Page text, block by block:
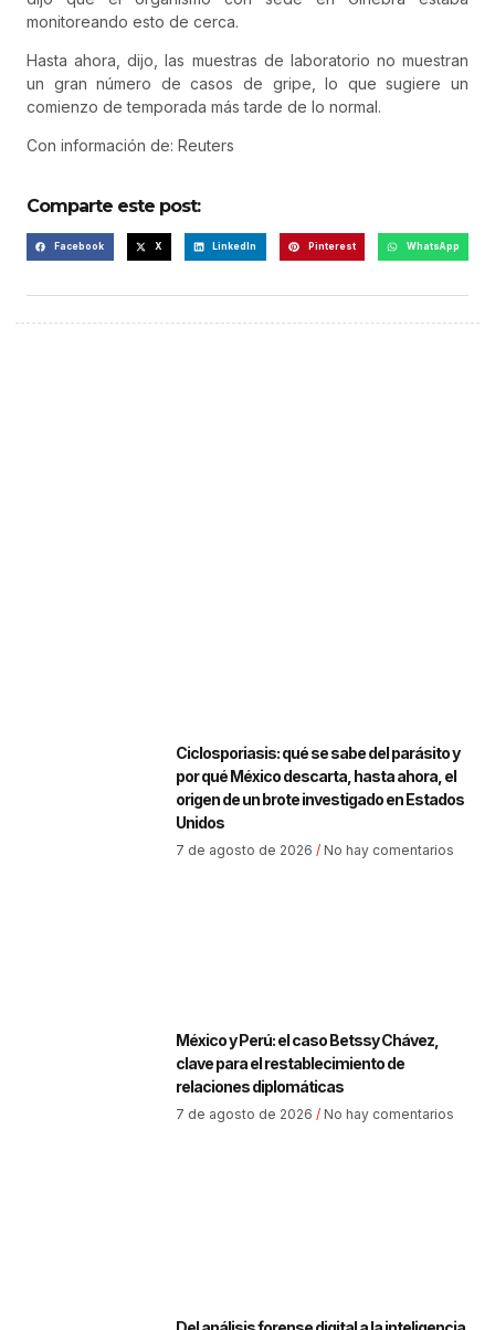
monitoreando esto de cerca.
Hasta ahora, dijo, las muestras de laboratorio no muestran
un gran número de casos de gripe, lo que sugiere un
comienzo de temporada más tarde de lo normal.
Con información de: Reuters
Comparte este post:
Facebook X LinkedIn Pinterest WhatsApp
Ciclosporiasis: qué se sabe del parásito y
por qué México descarta, hasta ahora, el
origen de un brote investigado en Estados
Unidos
7 de agosto de 2026 No hay comentarios
México y Perú: el caso Betssy Chávez,
clave para el restablecimiento de
relaciones diplomáticas
7 de agosto de 2026 No hay comentarios